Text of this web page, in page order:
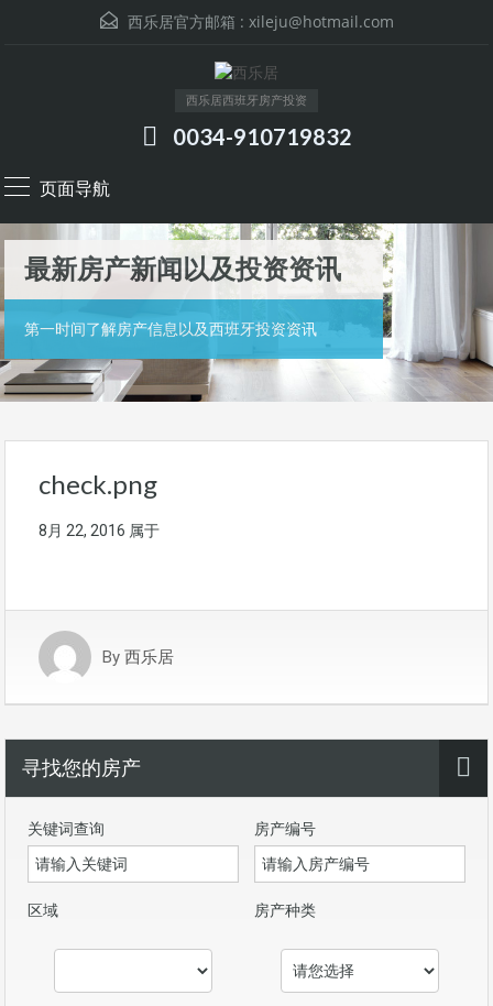
西乐居官方邮箱 : xileju@hotmail.com
西乐居西班牙房产投资
0034-910719832
页面导航
最新房产新闻以及投资资讯
第一时间了解房产信息以及西班牙投资资讯
check.png
8月 22, 2016 属于
By 西乐居
寻找您的房产
关键词查询 房产编号
区域 房产种类